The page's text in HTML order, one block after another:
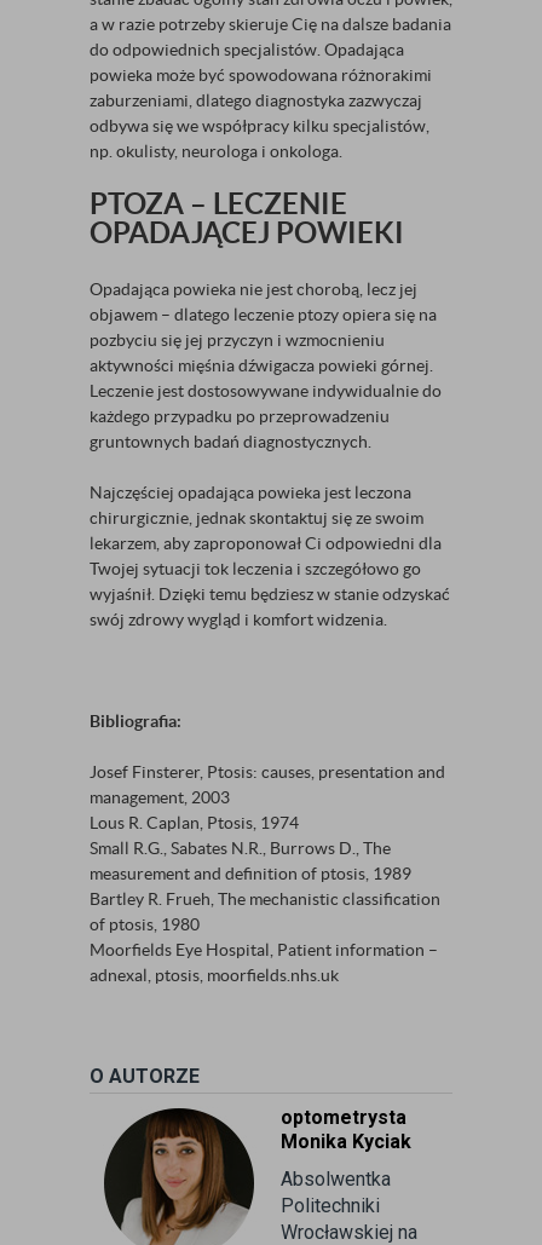
a w razie potrzeby skieruje Cię na dalsze badania
do odpowiednich specjalistów. Opadająca
powieka może być spowodowana różnorakimi
zaburzeniami, dlatego diagnostyka zazwyczaj
odbywa się we współpracy kilku specjalistów,
np. okulisty, neurologa i onkologa.
PTOZA – LECZENIE
OPADAJĄCEJ POWIEKI
Opadająca powieka nie jest chorobą, lecz jej
objawem – dlatego leczenie ptozy opiera się na
pozbyciu się jej przyczyn i wzmocnieniu
aktywności mięśnia dźwigacza powieki górnej.
Leczenie jest dostosowywane indywidualnie do
każdego przypadku po przeprowadzeniu
gruntownych badań diagnostycznych.
Najczęściej opadająca powieka jest leczona
chirurgicznie, jednak skontaktuj się ze swoim
lekarzem, aby zaproponował Ci odpowiedni dla
Twojej sytuacji tok leczenia i szczegółowo go
wyjaśnił. Dzięki temu będziesz w stanie odzyskać
swój zdrowy wygląd i komfort widzenia.
Bibliografia:
Josef Finsterer, Ptosis: causes, presentation and
management, 2003
Lous R. Caplan, Ptosis, 1974
Small R.G., Sabates N.R., Burrows D., The
measurement and definition of ptosis, 1989
Bartley R. Frueh, The mechanistic classification
of ptosis, 1980
Moorfields Eye Hospital, Patient information –
adnexal, ptosis, moorfields.nhs.uk
O AUTORZE
optometrysta
Monika Kyciak
Absolwentka
Politechniki
Wrocławskiej na